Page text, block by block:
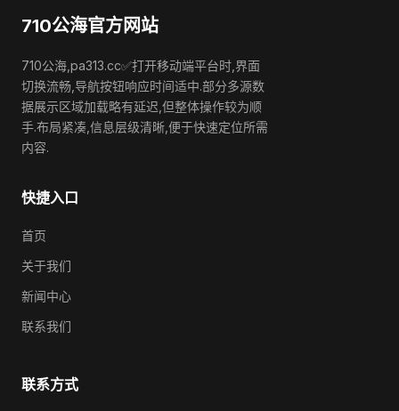
710公海官方网站
710公海,pa313.cc✅打开移动端平台时,界面
切换流畅,导航按钮响应时间适中.部分多源数
据展示区域加载略有延迟,但整体操作较为顺
手.布局紧凑,信息层级清晰,便于快速定位所需
内容.
快捷入口
首页
关于我们
新闻中心
联系我们
联系方式